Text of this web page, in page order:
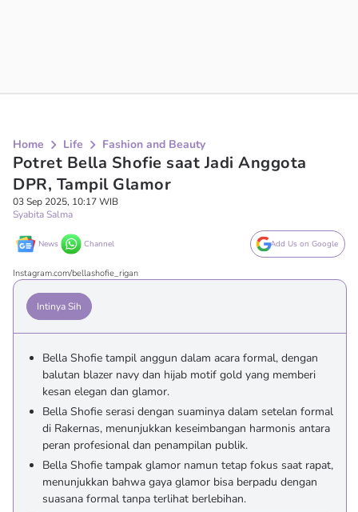
Home Life Fashion and Beauty
Potret Bella Shofie saat Jadi Anggota
DPR, Tampil Glamor
03 Sep 2025, 10:17 WIB
Syabita Salma
News Channel Add Us on Google
Instagram.com/bellashofie_rigan
Intinya Sih
Bella Shofie tampil anggun dalam acara formal, dengan
balutan blazer navy dan hijab motif gold yang memberi
kesan elegan dan glamor.
Bella Shofie serasi dengan suaminya dalam setelan formal
di Rakernas, menunjukkan keseimbangan harmonis antara
peran profesional dan penampilan publik.
Bella Shofie tampak glamor namun tetap fokus saat rapat,
menunjukkan bahwa gaya glamor bisa berpadu dengan
suasana formal tanpa terlihat berlebihan.